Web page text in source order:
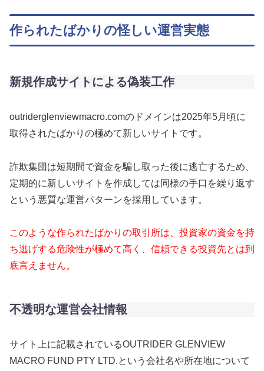
作られたばかりの怪しい運営実態
新規作成サイトによる偽装工作
outriderglenviewmacro.comのドメインは2025年5月頃に
取得されたばかりの極めて新しいサイトです。
詐欺集団は短期間で資金を騙し取った後に逃亡するため、
定期的に新しいサイトを作成しては同様の手口を繰り返す
という悪質な運営パターンを採用しています。
このような作られたばかりの取引所は、投資家の資金を持
ち逃げする危険性が極めて高く、信頼できる投資先とは到
底言えません。
不透明な運営会社情報
サイト上に記載されているOUTRIDER GLENVIEW
MACRO FUND PTY LTD.という会社名や所在地について